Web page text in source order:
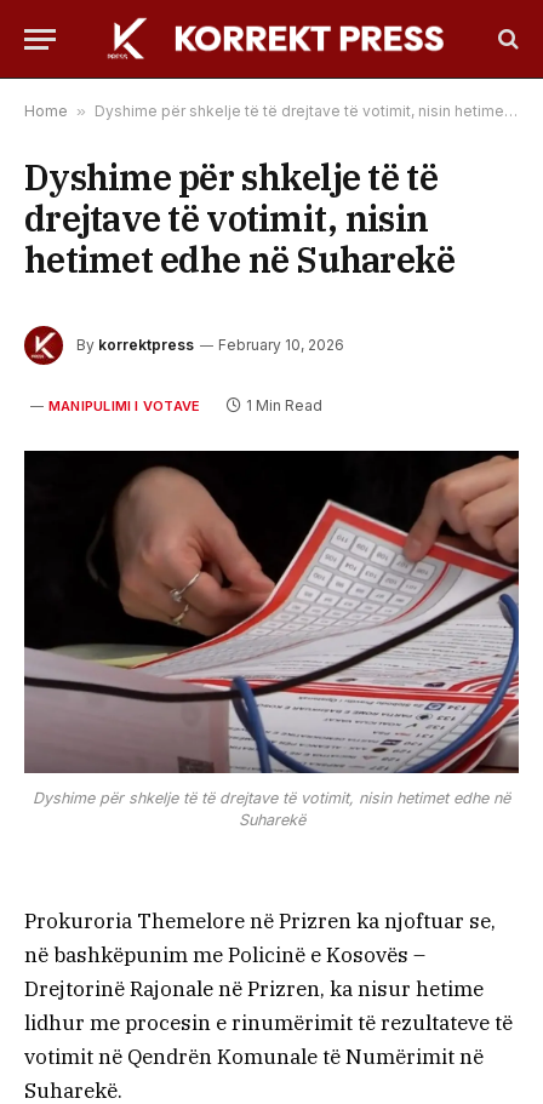
Home » Dyshime për shkelje të të drejtave të votimit, nisin hetimet edhe në Suharekë
Dyshime për shkelje të të
drejtave të votimit, nisin
hetimet edhe në Suharekë
By korrektpress February 10, 2026
MANIPULIMI I VOTAVE 1 Min Read
Dyshime për shkelje të të drejtave të votimit, nisin hetimet edhe në
Suharekë
Prokuroria Themelore në Prizren ka njoftuar se,
në bashkëpunim me Policinë e Kosovës –
Drejtorinë Rajonale në Prizren, ka nisur hetime
lidhur me procesin e rinumërimit të rezultateve të
votimit në Qendrën Komunale të Numërimit në
Suharekë.